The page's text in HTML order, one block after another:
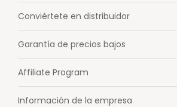
Conviértete en distribuidor
Garantía de precios bajos
Affiliate Program
Información de la empresa